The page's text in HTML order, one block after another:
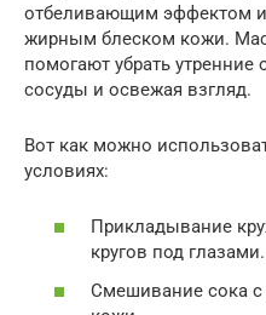
отбеливающим эффектом
жирным блеском кожи.
помогают убрать утренние
сосуды и освежая взгляд.
Вот как можно
условиях:
Прикладывание
кругов под глазами.
Смешивание сока